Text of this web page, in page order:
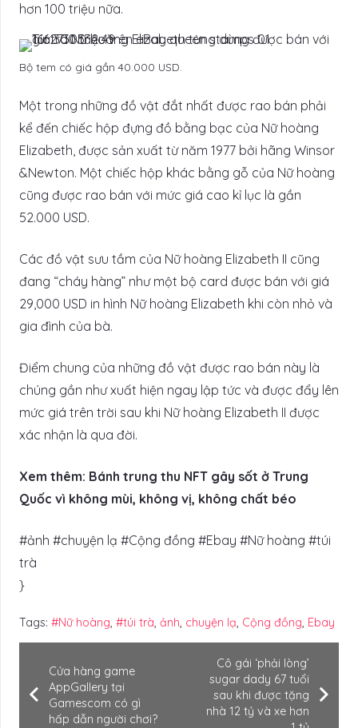
hơn 100 triệu nữa.
Bộ tem có giá gần 40.000 USD.
Một trong những đồ vật đắt nhất được rao bán phải
kể đến chiếc hộp đựng đồ bằng bạc của Nữ hoàng
Elizabeth, được sản xuất từ năm 1977 bởi hãng Winsor
&Newton. Một chiếc hộp khác bằng gỗ của Nữ hoàng
cũng được rao bán với mức giá cao kỉ lục là gần
52.000 USD.
Các đồ vật sưu tầm của Nữ hoàng Elizabeth II cũng
đang “cháy hàng” như một bộ card được bán với giá
29,000 USD in hình Nữ hoàng Elizabeth khi còn nhỏ và
gia đình của bà.
Điểm chung của những đồ vật được rao bán này là
chúng gần như xuất hiện ngay lập tức và được đẩy lên
mức giá trên trời sau khi Nữ hoàng Elizabeth II được
xác nhận là qua đời.
Xem thêm: Bánh trung thu NFT gây sốt ở Trung
Quốc vì không mùi, không vị, không chất béo
#ảnh #chuyện lạ #Cộng đồng #Ebay #Nữ hoàng #túi
trà
}
Tags: #Nữ hoàng, #túi trà, ảnh, chuyện lạ, Cộng đồng, Ebay
Cửa hàng game
AppGallery tại
Gamescom có gì
hấp dẫn người chơi?
Cô gái ‘phải lòng’
sugar dady 67 tuổi
sau khi được tặng
nhà 12 tỷ và xe hơn